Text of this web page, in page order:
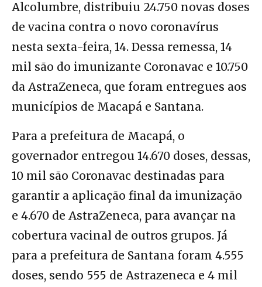
Alcolumbre, distribuiu 24.750 novas doses
de vacina contra o novo coronavírus
nesta sexta-feira, 14. Dessa remessa, 14
mil são do imunizante Coronavac e 10.750
da AstraZeneca, que foram entregues aos
municípios de Macapá e Santana.
Para a prefeitura de Macapá, o
governador entregou 14.670 doses, dessas,
10 mil são Coronavac destinadas para
garantir a aplicação final da imunização
e 4.670 de AstraZeneca, para avançar na
cobertura vacinal de outros grupos. Já
para a prefeitura de Santana foram 4.555
doses, sendo 555 de Astrazeneca e 4 mil